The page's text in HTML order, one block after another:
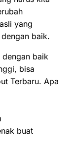
yang
baik.
baik
bisa
Terbaru. Apa
buat